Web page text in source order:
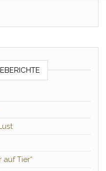
Tier“